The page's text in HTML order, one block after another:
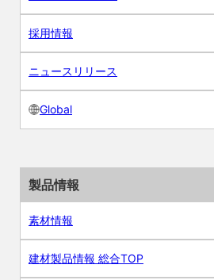
採用情報
ニュースリリース
Global
製品情報
素材情報
建材製品情報 総合TOP